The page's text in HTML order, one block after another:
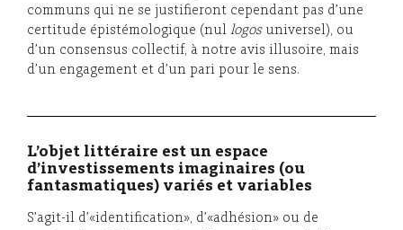
communs qui ne se justifieront cependant pas d’une
certitude épistémologique (nul logosuniversel), ou
d’un consensus collectif, à notre avis illusoire, mais
d’un engagement et d’un pari pour le sens.
L’objet littéraire est un espace
d’investissements imaginaires (ou
fantasmatiques) variés et variables
S’agit-il d’«identification», d’«adhésion» ou de